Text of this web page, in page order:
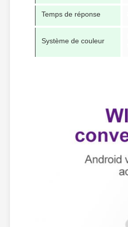
Temps de réponse
Système de couleur